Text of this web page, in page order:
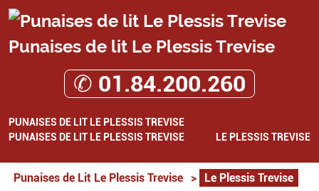
Punaises de lit Le Plessis Trevise
✆ 01.84.200.260
PUNAISES DE LIT LE PLESSIS TREVISE
PUNAISES DE LIT LE PLESSIS TREVISE
LE PLESSIS TREVISE
Punaises de Lit Le Plessis Trevise > Le Plessis Trevise